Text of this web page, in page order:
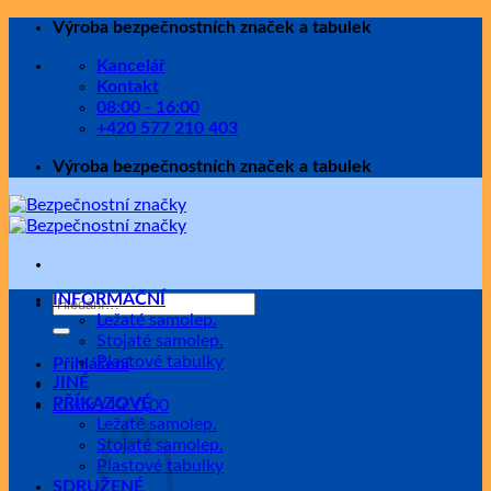
Přeskočit
obsah
Výroba bezpečnostních značek a tabulek
Kancelář
Kontakt
08:00 - 16:00
+420 577 210 403
Výroba bezpečnostních značek a tabulek
Hledat:
Přihlášení
Košík /Kč0,00
INFORMAČNÍ
Ležaté samolep.
Stojaté samolep.
Plastové tabulky
JINÉ
PŘÍKAZOVÉ
Ležaté samolep.
Stojaté samolep.
Plastové tabulky
SDRUŽENÉ